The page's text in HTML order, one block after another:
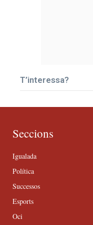
T’interessa?
Seccions
Igualada
Política
Successos
Esports
Oci